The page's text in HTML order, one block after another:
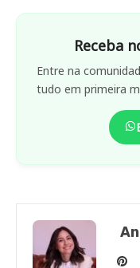
Receba
Entre na
tudo em primeira